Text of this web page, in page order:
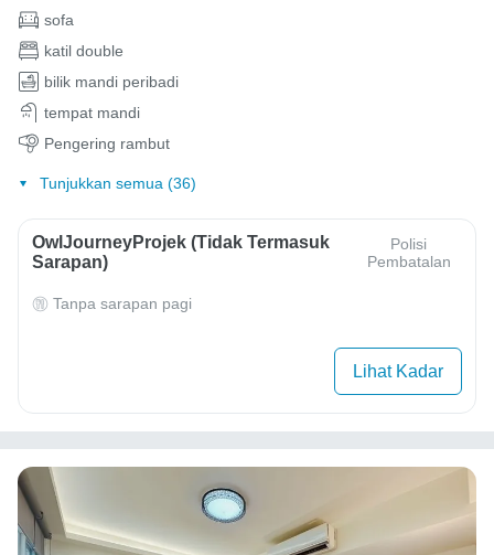
sofa
katil double
bilik mandi peribadi
tempat mandi
Pengering rambut
Tunjukkan semua (36)
OwlJourneyProjek (Tidak Termasuk
Sarapan)
Polisi
Pembatalan
Tanpa sarapan pagi
Lihat Kadar